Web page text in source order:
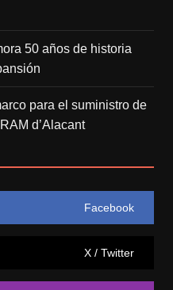
50 años de historia
para el suministro de
d’Alacant
Facebook
X / Twitter